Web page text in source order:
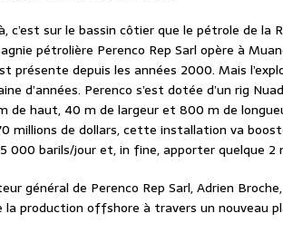
c’est sur le bassin côtier que le pétrole de
pétrolière Perenco Rep Sarl opère à
présente depuis les années 2000. Mais
d’années. Perenco s’est dotée d’un rig
de haut, 40 m de largeur et 800 m de
millions de dollars, cette installation va
000 barils/jour et, in fine, apporter quelque 2
général de Perenco Rep Sarl, Adrien
la production offshore à travers un nouveau